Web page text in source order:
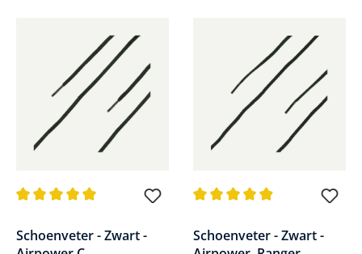
Schoenveter - Zwart -
Schoenveter - Zwart -